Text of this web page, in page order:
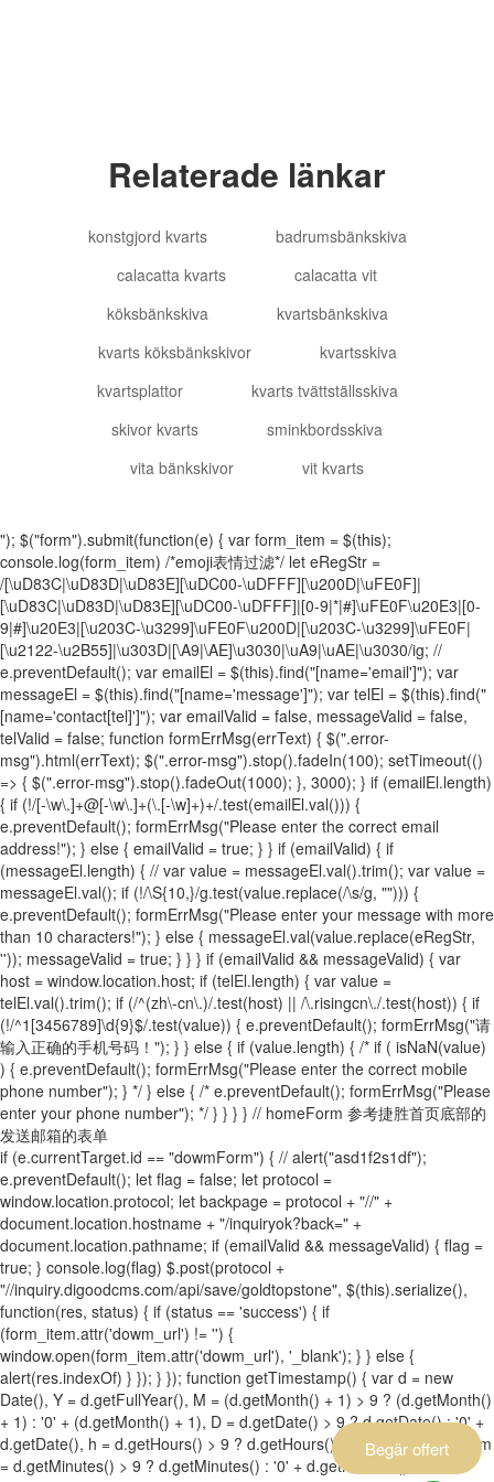
Begär offert
Relaterade länkar
konstgjord kvarts
badrumsbänkskiva
calacatta kvarts
calacatta vit
köksbänkskiva
kvartsbänkskiva
kvarts köksbänkskivor
kvartsskiva
kvartsplattor
kvarts tvättställsskiva
skivor kvarts
sminkbordsskiva
vita bänkskivor
vit kvarts
"); $("form").submit(function(e) { var form_item = $(this);
console.log(form_item) /*emoji表情过滤*/ let eRegStr =
/[\uD83C|\uD83D|\uD83E][\uDC00-\uDFFF][\u200D|\uFE0F]|
[\uD83C|\uD83D|\uD83E][\uDC00-\uDFFF]|[0-9|*|#]\uFE0F\u20E3|[0-
9|#]\u20E3|[\u203C-\u3299]\uFE0F\u200D|[\u203C-\u3299]\uFE0F|
[\u2122-\u2B55]|\u303D|[\A9|\AE]\u3030|\uA9|\uAE|\u3030/ig; //
e.preventDefault(); var emailEl = $(this).find("[name='email']"); var
messageEl = $(this).find("[name='message']"); var telEl = $(this).find("
[name='contact[tel]']"); var emailValid = false, messageValid = false,
telValid = false; function formErrMsg(errText) { $(".error-
msg").html(errText); $(".error-msg").stop().fadeIn(100); setTimeout(()
=> { $(".error-msg").stop().fadeOut(1000); }, 3000); } if (emailEl.length)
{ if (!/[-\w\.]+@[-\w\.]+(\.[-\w]+)+/.test(emailEl.val())) {
e.preventDefault(); formErrMsg("Please enter the correct email
address!"); } else { emailValid = true; } } if (emailValid) { if
(messageEl.length) { // var value = messageEl.val().trim(); var value =
messageEl.val(); if (!/\S{10,}/g.test(value.replace(/\s/g, ""))) {
e.preventDefault(); formErrMsg("Please enter your message with more
than 10 characters!"); } else { messageEl.val(value.replace(eRegStr,
'')); messageValid = true; } } } if (emailValid && messageValid) { var
host = window.location.host; if (telEl.length) { var value =
telEl.val().trim(); if (/^(zh\-cn\.)/.test(host) || /\.risingcn\./.test(host)) { if
(!/^1[3456789]\d{9}$/.test(value)) { e.preventDefault(); formErrMsg("请
输入正确的手机号码！"); } } else { if (value.length) { /* if ( isNaN(value)
) { e.preventDefault(); formErrMsg("Please enter the correct mobile
phone number"); } */ } else { /* e.preventDefault(); formErrMsg("Please
enter your phone number"); */ } } } } // homeForm 参考捷胜首页底部的
发送邮箱的表单
if (e.currentTarget.id == "dowmForm") { // alert("asd1f2s1df");
e.preventDefault(); let flag = false; let protocol =
window.location.protocol; let backpage = protocol + "//" +
document.location.hostname + "/inquiryok?back=" +
document.location.pathname; if (emailValid && messageValid) { flag =
true; } console.log(flag) $.post(protocol +
"//inquiry.digoodcms.com/api/save/goldtopstone", $(this).serialize(),
function(res, status) { if (status == 'success') { if
(form_item.attr('dowm_url') != '') {
window.open(form_item.attr('dowm_url'), '_blank'); } } else {
alert(res.indexOf) } }); } }); function getTimestamp() { var d = new
Date(), Y = d.getFullYear(), M = (d.getMonth() + 1) > 9 ? (d.getMonth()
+ 1) : '0' + (d.getMonth() + 1), D = d.getDate() > 9 ? d.getDate() : '0' +
d.getDate(), h = d.getHours() > 9 ? d.getHours() : '0' + d.getHours(), m
= d.getMinutes() > 9 ? d.getMinutes() : '0' + d.getMinutes(), s =